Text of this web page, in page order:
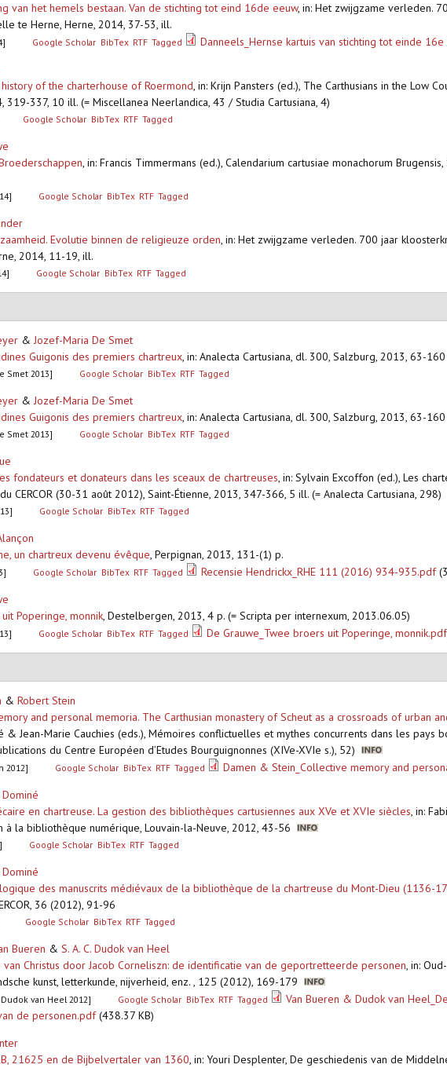
van het hemels bestaan. Van de stichting tot eind 16de eeuw, in: Het zwijgzame verleden.
te Herne, Herne, 2014, 37-53, ill.
Google Scholar BibTex RTF Tagged Danneels_Hernse kartuis van stichting tot einde
of the charterhouse of Roermond, in: Krijn Pansters (ed.), The Carthusians in the Low
319-337, 10 ill. (= Miscellanea Neerlandica, 43 / Studia Cartusiana, 4)
Google Scholar BibTex RTF Tagged
, in: Francis Timmermans (ed.), Calendarium cartusiae monachorum
Google Scholar BibTex RTF Tagged
Evolutie binnen de religieuze orden, in: Het zwijgzame verleden. 700 jaar
2014, 11-19, ill.
Google Scholar BibTex RTF Tagged
& Jozef-Maria De Smet
Guigonis des premiers chartreux, in: Analecta Cartusiana, dl. 300, Salzburg, 2013, 63-160
Smet 2013] Google Scholar BibTex RTF Tagged
& Jozef-Maria De Smet
Guigonis des premiers chartreux, in: Analecta Cartusiana, dl. 300, Salzburg, 2013, 63-160
Smet 2013] Google Scholar BibTex RTF Tagged
fondateurs et donateurs dans les sceaux de chartreuses, in: Sylvain Excoffon (ed.), Les
CERCOR (30-31 août 2012), Saint-Étienne, 2013, 347-366, 5 ill. (= Analecta Cartusiana, 298)
Google Scholar BibTex RTF Tagged
un chartreux devenu évêque, Perpignan, 2013, 131-(1) p.
Google Scholar BibTex RTF Tagged Recensie Hendrickx_RHE 111 (2016) 934-935.pdf
Poperinge, monnik, Destelbergen, 2013, 4 p. (= Scripta per internexum, 2013.06.05)
Google Scholar BibTex RTF Tagged De Grauwe_Twee broers uit Poperinge, monnik.pdf
& Robert Stein
and personal memoria. The Carthusian monastery of Scheut as a crossroads of urban
& Jean-Marie Cauchies (eds.), Mémoires conflictuelles et mythes concurrents dans les pays
du Centre Européen d’Etudes Bourguignonnes (XIVe-XVIe s.), 52)
2012] Google Scholar BibTex RTF Tagged Damen & Stein_Collective memory and
en chartreuse. La gestion des bibliothèques cartusiennes aux XVe et XVIe siècles, in:
à la bibliothèque numérique, Louvain-la-Neuve, 2012, 43-56
Google Scholar BibTex RTF Tagged
des manuscrits médiévaux de la bibliothèque de la chartreuse du Mont-Dieu (1136-
36 (2012), 91-96
Google Scholar BibTex RTF Tagged
Bueren & S. A. C. Dudok van Heel
Christus door Jacob Corneliszn: de identificatie van de geportretteerde personen, in:
kunst, letterkunde, nijverheid, enz. , 125 (2012), 169-179
van Heel 2012] Google Scholar BibTex RTF Tagged
Van Bueren & Dudok van
de personen.pdf(438.37 KB)
21625 en de Bijbelvertaler van 1360, in: Youri Desplenter, De geschiedenis van de